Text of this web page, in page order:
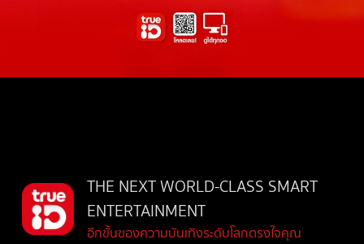
THE NEXT WORLD-CLASS SMART
ENTERTAINMENT
อีกขั้นของความบันเทิงระดับโลกตรงใจคุณ